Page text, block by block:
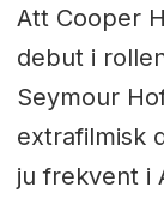
Att Cooper
debut i
Seymour
extrafilmisk
ju frekvent i